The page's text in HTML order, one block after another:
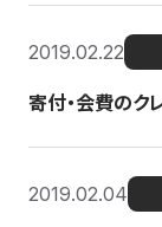
2019.02.22
寄付・会費のク
2019.02.04